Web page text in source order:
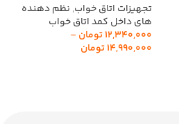
تجهیزات اتاق خواب, نظم دهنده
های داخل کمد اتاق خواب
12,340,000تومان–
14,990,000تومان